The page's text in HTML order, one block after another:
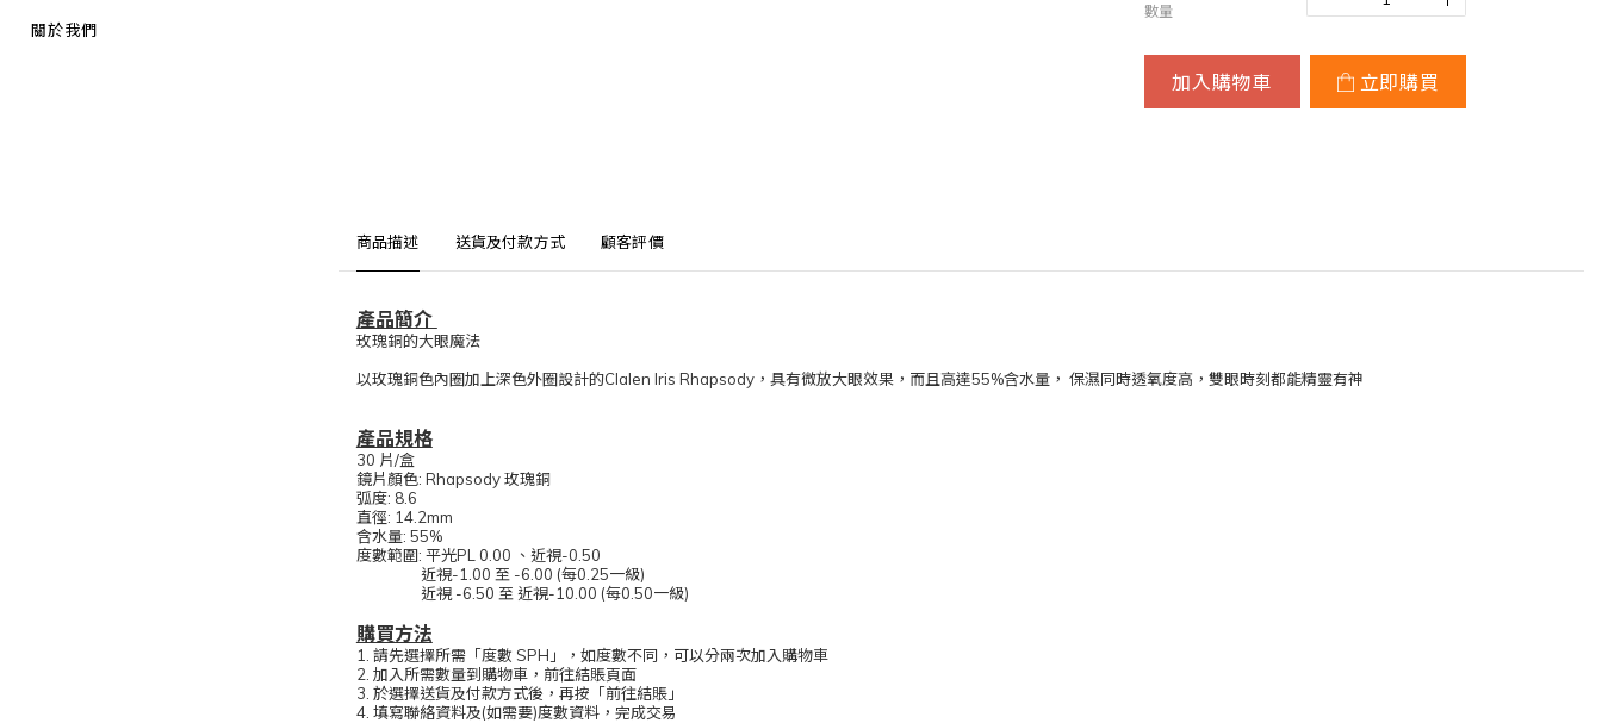
關於我們
數量
加入購物車 立即購買
商品描述 送貨及付款方式 顧客評價
產品簡介
玫瑰銅的大眼魔法
以玫瑰銅色內圈加上深色外圈設計的Clalen Iris Rhapsody，具有微放大眼效果，而且高達55%含水量， 保濕同時透氧度高，雙眼時刻都能精靈有神
產品規格
30 片/盒
鏡片顏色: Rhapsody 玫瑰銅
弧度: 8.6
直徑: 14.2mm
含水量: 55%
度數範圍: 平光PL 0.00 、近視-0.50
近視-1.00 至 -6.00 (每0.25一級)
近視 -6.50 至 近視-10.00 (每0.50一級)
購買方法
1. 請先選擇所需「度數 SPH」，如度數不同，可以分兩次加入購物車
2. 加入所需數量到購物車，前往結賬頁面
3. 於選擇送貨及付款方式後，再按「前往結賬」
4. 填寫聯絡資料及(如需要)度數資料，完成交易